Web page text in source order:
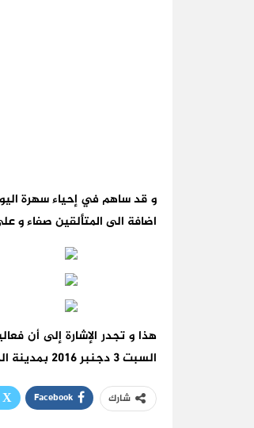
و قد ساهم في إحياء سهرة
اضافة الى المتألقين صفاء و
السبت 3 دجنبر 2016 بمدينة الحسيمة
شارك Facebook